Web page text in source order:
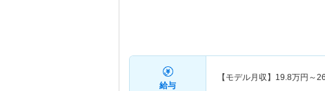
給与
【モデル月収】 19.8万円～